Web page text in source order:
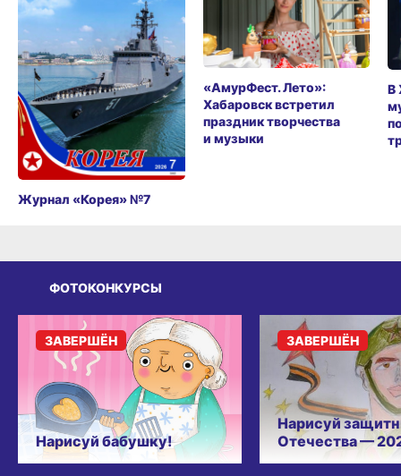
Журнал «Корея» №7
«АмурФест. Лето»:
Хабаровск встретил
праздник творчества
и музыки
В
ФОТОКОНКУРСЫ
Нарисуй бабушку!
ЗАВЕРШЁН
Нарисуй
Отечества —
ЗАВЕРШЁН